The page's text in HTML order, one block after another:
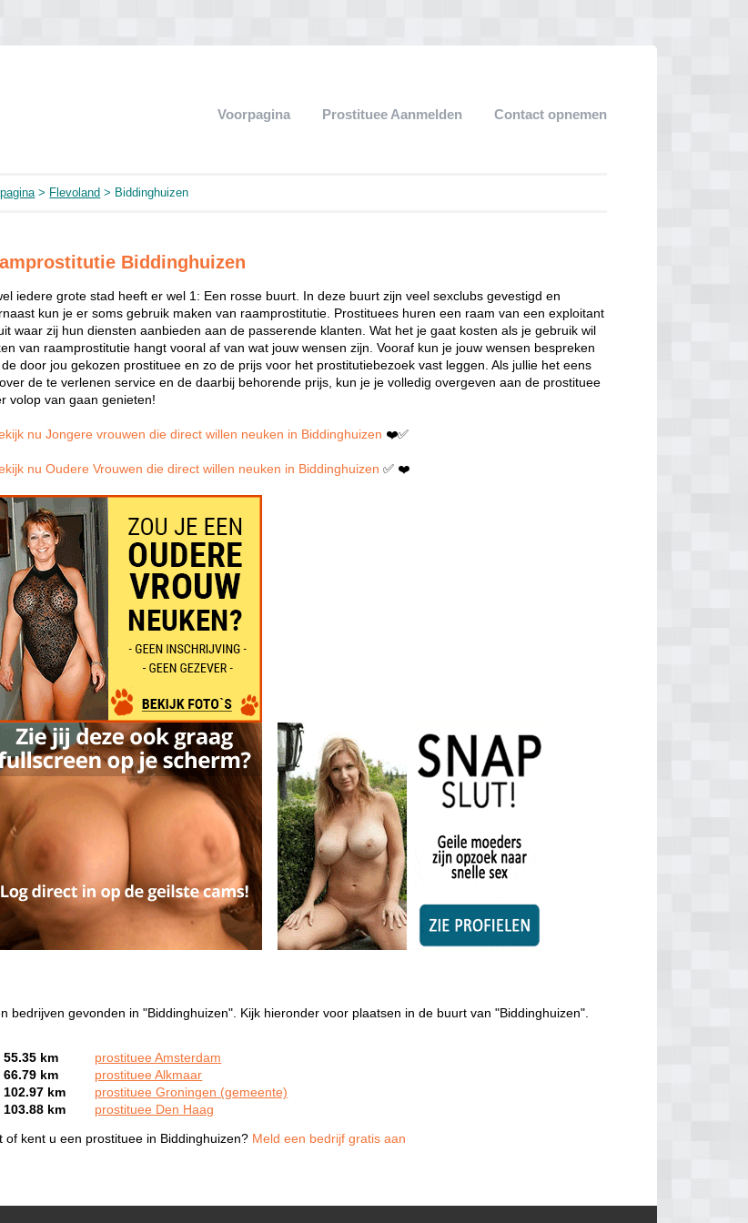
Voorpagina Prostituee Aanmelden Contact opnemen
> Flevoland > Biddinghuizen
Biddinghuizen
iedere grote stad heeft er wel 1: Een rosse buurt. In deze buurt zijn veel sexclubs gevestigd en
kun je er soms gebruik maken van raamprostitutie. Prostituees huren een raam van een exploitant
waar zij hun diensten aanbieden aan de passerende klanten. Wat het je gaat kosten als je gebruik wil
van raamprostitutie hangt vooral af van wat jouw wensen zijn. Vooraf kun je jouw wensen bespreken
de door jou gekozen prostituee en zo de prijs voor het prostitutiebezoek vast leggen. Als jullie het eens
de te verlenen service en de daarbij behorende prijs, kun je je volledig overgeven aan de prostituee
volop van gaan genieten!
nu Jongere vrouwen die direct willen neuken in Biddinghuizen ❤️✅
nu Oudere Vrouwen die direct willen neuken in Biddinghuizen ✅ ❤️
bedrijven gevonden in "Biddinghuizen". Kijk hieronder voor plaatsen in de buurt van "Biddinghuizen".
55.35 km
prostituee Amsterdam
66.79 km
prostituee Alkmaar
102.97 km
prostituee Groningen (gemeente)
103.88 km
prostituee Den Haag
of kent u een prostituee in Biddinghuizen? Meld een bedrijf gratis aan